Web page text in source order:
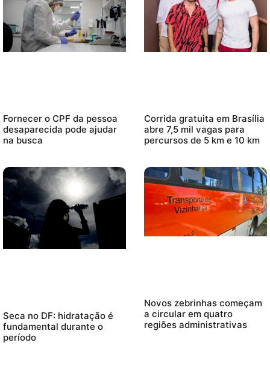
Fornecer o CPF da pessoa
desaparecida pode ajudar
na busca
Corrida gratuita em Brasília
abre 7,5 mil vagas para
percursos de 5 km e 10 km
Seca no DF: hidratação é
fundamental durante o
período
Novos zebrinhas começam
a circular em quatro
regiões administrativas